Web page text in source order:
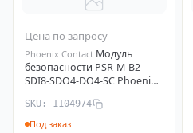
Цена по запросу
Phoenix Contact Модуль
безопасности PSR-M-B2-
SDI8-SDO4-DO4-SC Phoenix
SKU: 1104974
Под заказ